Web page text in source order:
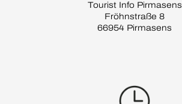
Tourist Info Pirmasens
Fröhnstraße 8
66954 Pirmasens